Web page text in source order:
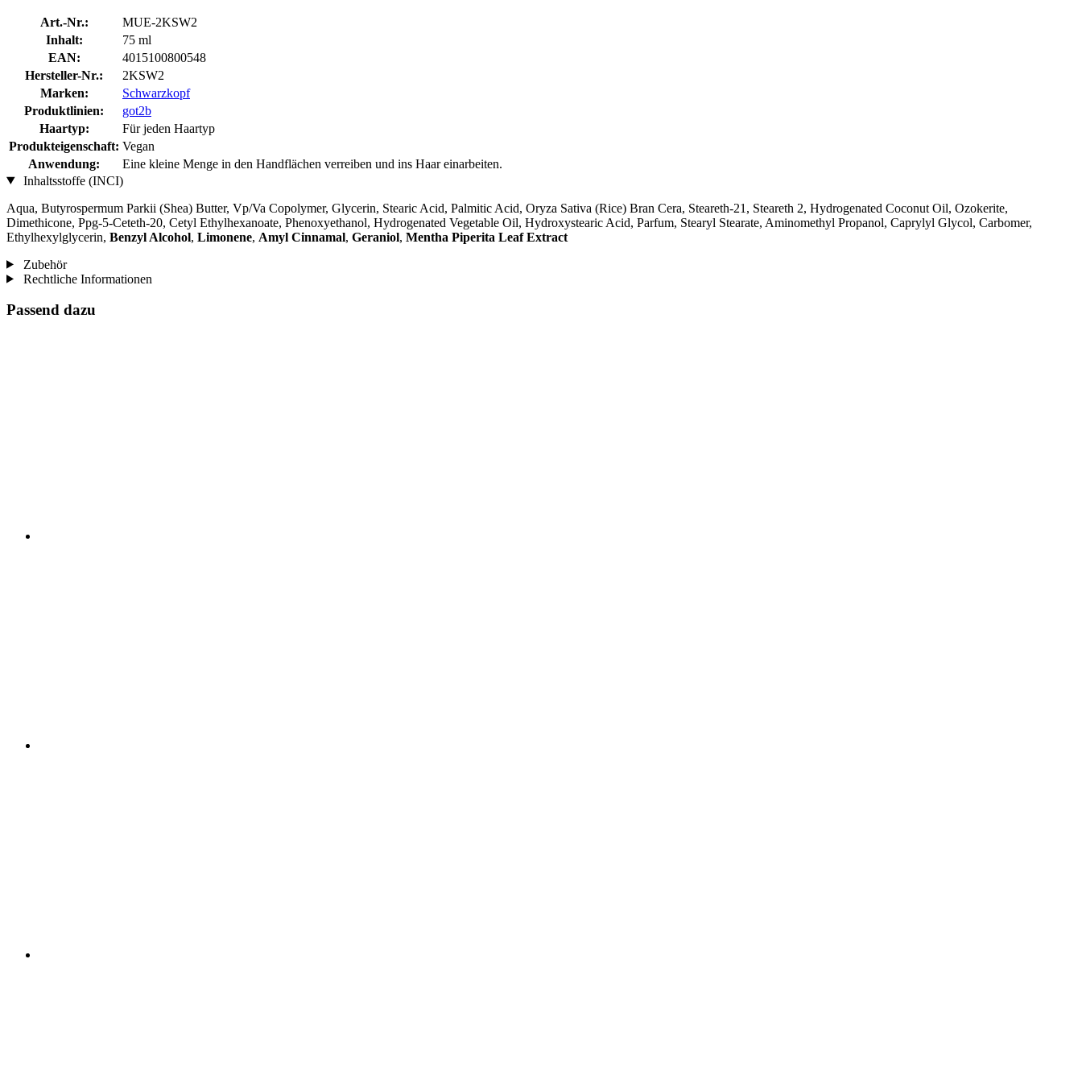
Art.-Nr.:
MUE-2KSW2
Inhalt:
75 ml
EAN:
4015100800548
Hersteller-Nr.:
2KSW2
Marken:
Schwarzkopf
Produktlinien:
got2b
Haartyp:
Für jeden Haartyp
Produkteigenschaft: Vegan
Anwendung:
Eine kleine Menge in den Handflächen verreiben und ins Haar einarbeiten.
Inhaltsstoffe (INCI)
Aqua, Butyrospermum Parkii (Shea) Butter, Vp/Va Copolymer, Glycerin, Stearic Acid, Palmitic Acid, Oryza Sativa (Rice) Bran Cera, Steareth-21, Steareth 2, Hydrogenated Coconut Oil, Ozokerite,
Dimethicone, Ppg-5-Ceteth-20, Cetyl Ethylhexanoate, Phenoxyethanol, Hydrogenated Vegetable Oil, Hydroxystearic Acid, Parfum, Stearyl Stearate, Aminomethyl Propanol, Caprylyl Glycol, Carbomer,
Ethylhexylglycerin, Benzyl Alcohol, Limonene, Amyl Cinnamal, Geraniol, Mentha Piperita Leaf Extract
Zubehör
Rechtliche Informationen
Passend dazu